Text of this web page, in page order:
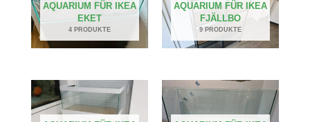
AQUARIUM FÜR IKEA
EKET
4 PRODUKTE
AQUARIUM FÜR IKEA
FJÄLLBO
9 PRODUKTE